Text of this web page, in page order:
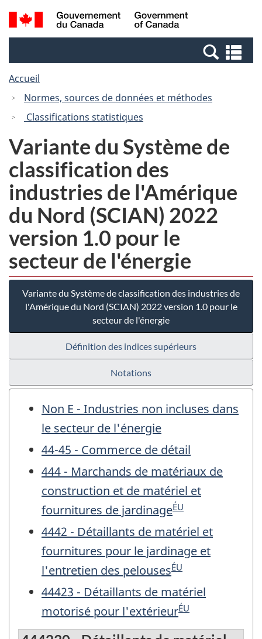
Passer
au
Passer
à
Canada
Recherche
et
et
Accueil
Normes, sources de données et méthodes
Classifications statistiques
Variante du Système de
classification des
industries de l'Amérique
du Nord (SCIAN) 2022
version 1.0 pour le
secteur de l'énergie
Variante du Système de classification des industries de
l'Amérique du Nord (SCIAN) 2022 version 1.0 pour le
secteur de l'énergie
Définition des indices supérieurs
Notations
Non E - Industries non incluses dans
le secteur de l'énergie
44-45 - Commerce de détail
444 - Marchands de matériaux de
construction et de matériel et
fournitures de jardinageÉU
4442 - Détaillants de matériel et
fournitures pour le jardinage et
l'entretien des pelousesÉU
44423 - Détaillants de matériel
motorisé pour l'extérieurÉU